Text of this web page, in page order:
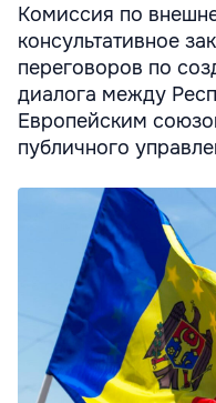
Комиссия по
консультативное
переговоров по
диалога между
Европейским
публичного